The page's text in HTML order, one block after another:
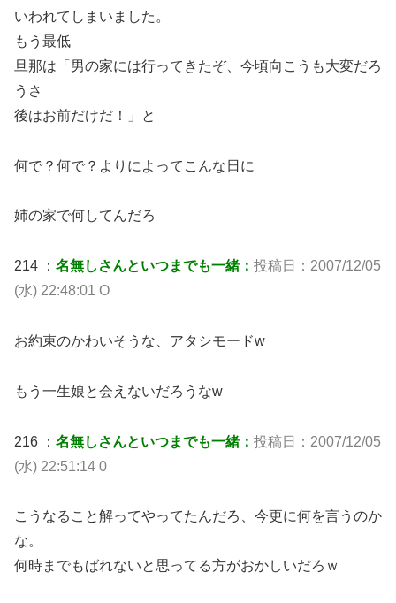
いわれてしまいました。
もう最低
旦那は「男の家には行ってきたぞ、今頃向こうも大変だろ
うさ
後はお前だけだ！」と
何で？何で？よりによってこんな日に
姉の家で何してんだろ
214 ： 名無しさんといつまでも一緒： 投稿日：2007/12/05
(水) 22:48:01 O
お約束のかわいそうな、アタシモードw
もう一生娘と会えないだろうなw
216 ： 名無しさんといつまでも一緒： 投稿日：2007/12/05
(水) 22:51:14 0
こうなること解ってやってたんだろ、今更に何を言うのか
な。
何時までもばれないと思ってる方がおかしいだろｗ